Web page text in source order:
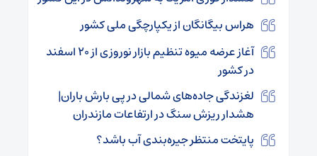
هراس بیگانگان از یکپارچگی ملی کشور
آغاز عرضه میوه تنظیم بازار نوروزی از ۲۰ اسفند
در کشور
لغزندگی جاده‌های شمالی در پی بارش‌ باران|
هشدار ریزش سنگ در ارتفاعات مازندران
پایتخت منتظر جیره‌بندی آب باشد؟